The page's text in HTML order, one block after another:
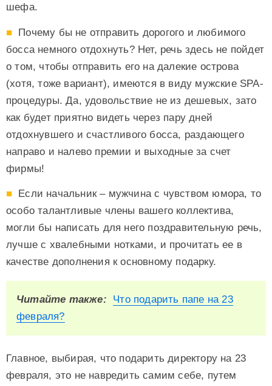
шефа.
Почему бы не отправить дорогого и любимого
босса немного отдохнуть? Нет, речь здесь не пойдет
о том, чтобы отправить его на далекие острова
(хотя, тоже вариант), имеются в виду мужские SPA-
процедуры. Да, удовольствие не из дешевых, зато
как будет приятно видеть через пару дней
отдохнувшего и счастливого босса, раздающего
направо и налево премии и выходные за счет
фирмы!
Если начальник – мужчина с чувством юмора, то
особо талантливые члены вашего коллектива,
могли бы написать для него поздравительную речь,
лучше с хвалебными нотками, и прочитать ее в
качестве дополнения к основному подарку.
Читайте также:
Что подарить папе на 23
февраля?
Главное, выбирая, что подарить директору на 23
февраля, это не навредить самим себе, путем